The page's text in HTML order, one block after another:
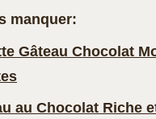
manquer:
Gâteau Chocolat
au Chocolat Riche